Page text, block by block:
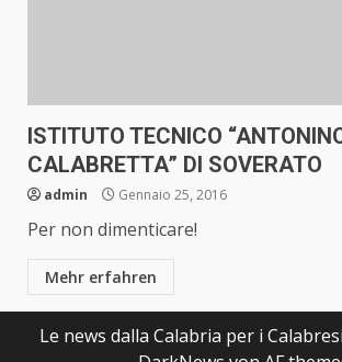
ISTITUTO TECNICO
CALABRETTA” DI SOVERATO
admin Gennaio 25, 2016
Per non dimenticare!
Mehr erfahren
Le news dalla Calabria per i